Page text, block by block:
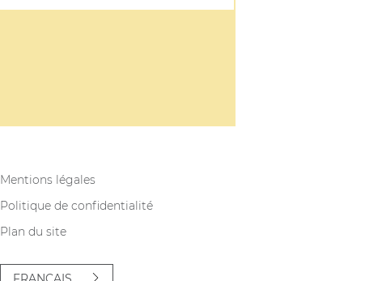
Mentions légales
Politique de confidentialité
Plan du site